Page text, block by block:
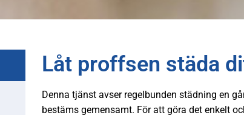
Låt proffsen städa
Denna tjänst avser regelbunden städning en
bestäms gemensamt. För att göra det enkelt